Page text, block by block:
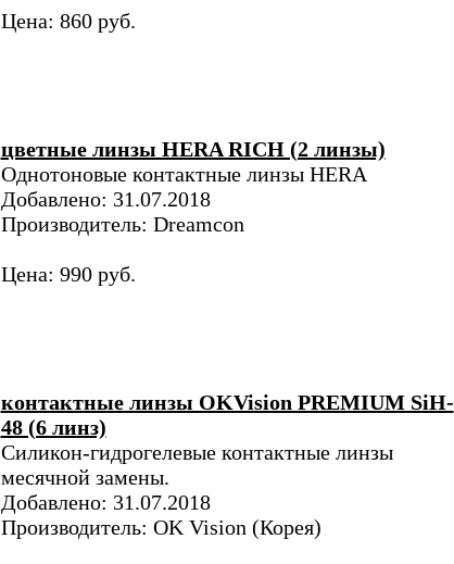
Цена: 860 руб.
цветные линзы HERA RICH (2 линзы)
Однотоновые контактные линзы HERA
Добавлено: 31.07.2018
Производитель: Dreamcon
Цена: 990 руб.
контактные линзы OKVision PREMIUM SiH-
48 (6 линз)
Силикон-гидрогелевые контактные линзы
месячной замены.
Добавлено: 31.07.2018
Производитель: OK Vision (Корея)